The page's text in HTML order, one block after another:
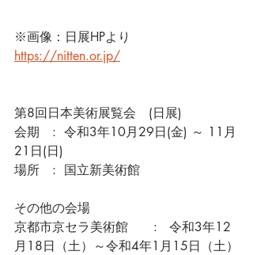
※画像：日展HPより
https://nitten.or.jp/
第8回日本美術展覧会　(日展)
会期　:  令和3年10月29日(金) ～ 11月
21日(日)
場所　:  国立新美術館
その他の会場
京都市京セラ美術館　　:   令和3年12
月18日（土）～令和4年1月15日（土）